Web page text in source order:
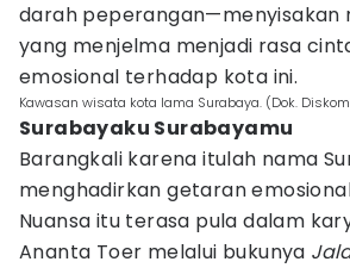
darah peperangan—menyisakan
yang menjelma menjadi rasa
emosional terhadap kota ini.
Kawasan wisata kota lama Surabaya. (Dok.
Surabayaku Surabayamu
Barangkali karena itulah nama
menghadirkan getaran
Nuansa itu terasa pula dalam
Ananta Toer melalui bukunya